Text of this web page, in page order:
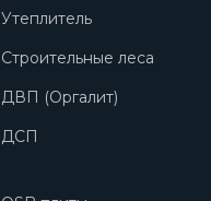
Утеплитель
Строительные леса
ДВП (Оргалит)
ДСП